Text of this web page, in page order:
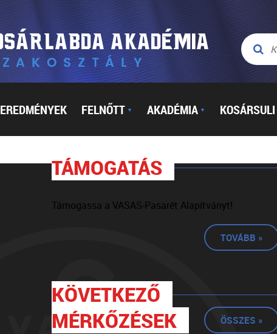
EREDMÉNYEK FELNŐTT ▼ AKADÉMIA ▼ KOSÁRSULI
TÁMOGATÁS
Támogassa a VASAS-Pasarét Alapítványt!
TOVÁBB »
KÖVETKEZŐ
MÉRKŐZÉSEK
ÖSSZES »